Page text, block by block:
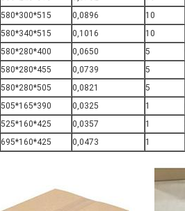
580*300*515 0,0896 10
580*340*515 0,1016 10
580*280*400 0,0650 5
580*280*455 0,0739 5
580*280*505 0,0821 5
505*165*390 0,0325 1
525*160*425 0,0357 1
695*160*425 0,0473 1